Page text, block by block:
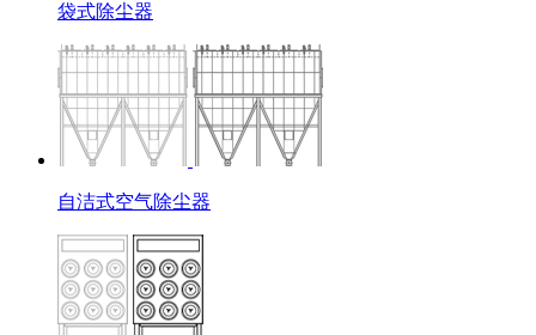
袋式除尘器
自洁式空气除尘器